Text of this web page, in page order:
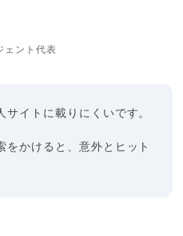
ェント代表
イトに載りにくいです。
をかけると、意外とヒット